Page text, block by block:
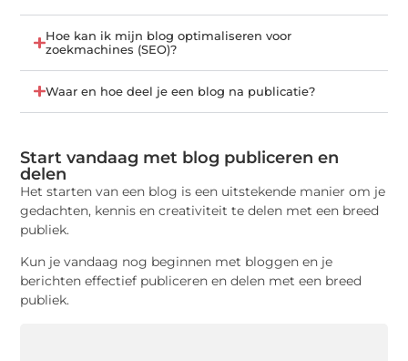
Hoe kan ik mijn blog optimaliseren voor
zoekmachines (SEO)?
Waar en hoe deel je een blog na publicatie?
Start vandaag met blog publiceren en
delen
Het starten van een blog is een uitstekende manier om je
gedachten, kennis en creativiteit te delen met een breed
publiek.
Kun je vandaag nog beginnen met bloggen en je
berichten effectief publiceren en delen met een breed
publiek.